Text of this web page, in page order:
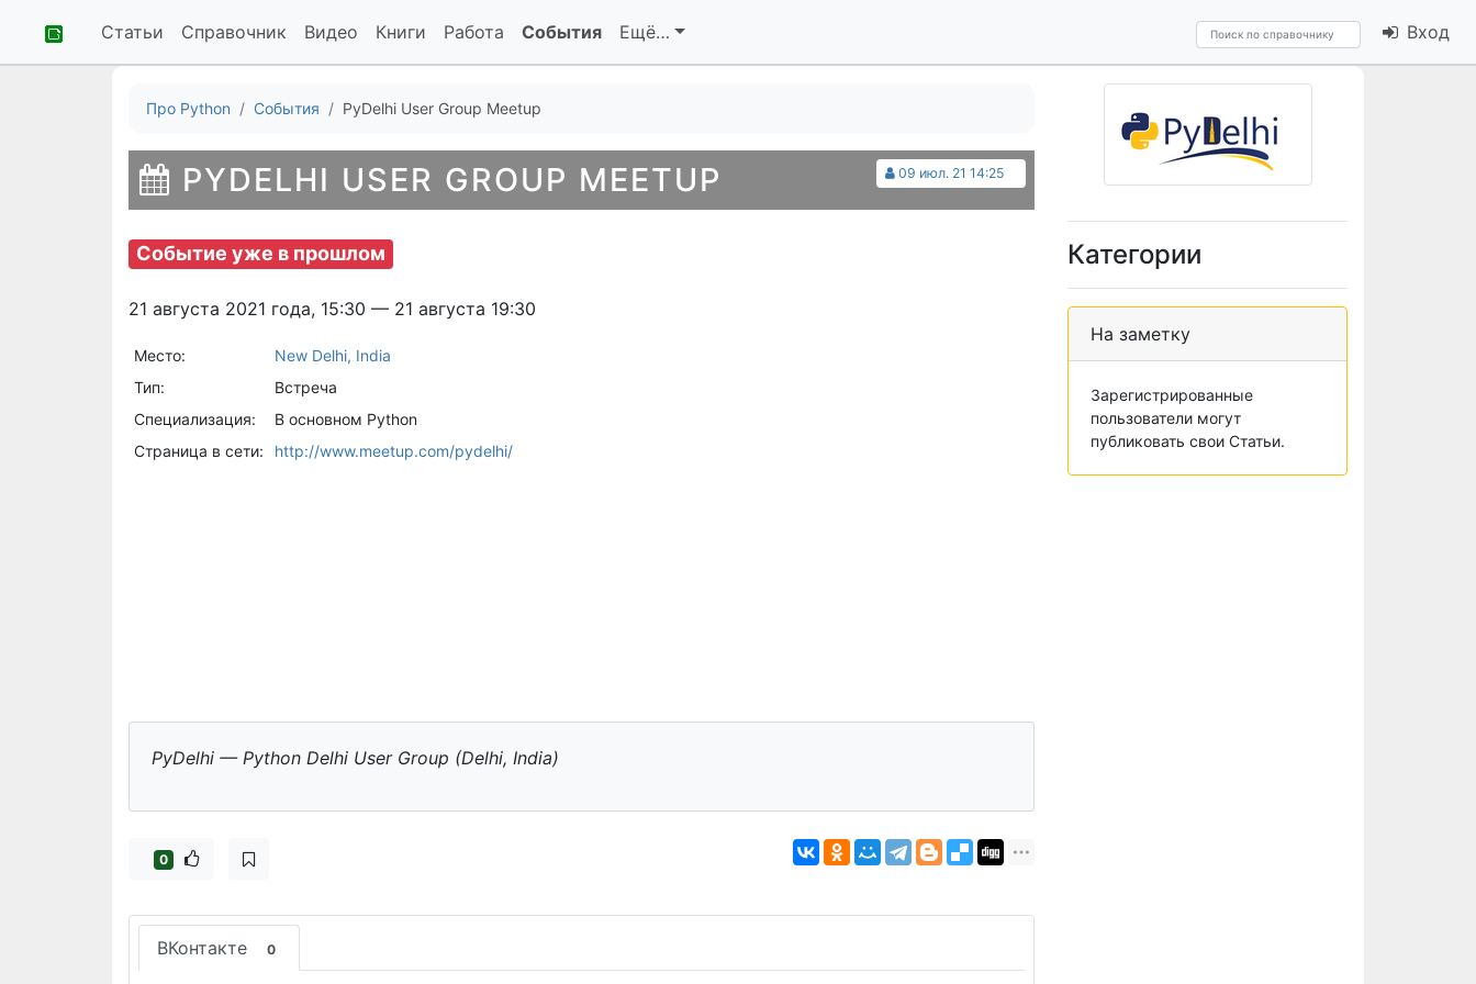
Статьи Справочник Видео Книги Работа События Ещё… Вход
Про Python События PyDelhi User Group Meetup
09 июл. 21 14:25
PYDELHI USER GROUP MEETUP
Событие уже в прошлом
21 августа 2021 года, 15:30 — 21 августа 19:30
Место:
New Delhi, India
Тип:
Встреча
Специализация:
В основном Python
Страница в сети:
http://www.meetup.com/pydelhi/
PyDelhi — Python Delhi User Group (Delhi, India)
0
ВКонтакте 0
Категории
На заметку
Зарегистрированные
пользователи могут
публиковать свои Статьи.